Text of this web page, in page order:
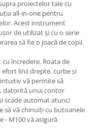
proiectelor tale cu
all-in-one pentru
Acest instrument
de utilizat și cu o serie
să fie o joacă de copii.
încredere. Roata de
efort linii drepte, curbe și
vă permite să
datorită unui contor
scade automat atunci
să vă chinuiți cu butoanele
- M100 vă asigură